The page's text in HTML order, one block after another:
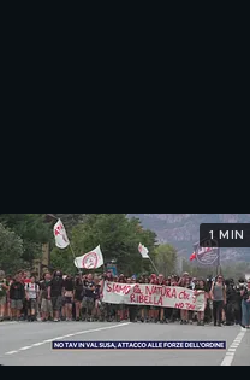
1 MIN